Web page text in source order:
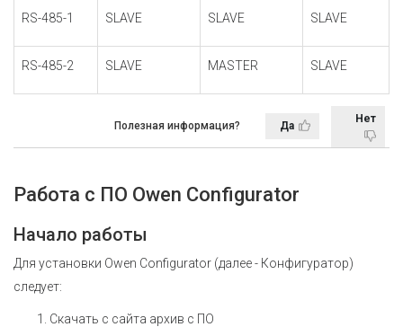
RS-485-1 SLAVE SLAVE SLAVE
RS-485-2 SLAVE MASTER SLAVE
Полезная информация? Да
Нет
Работа с ПО Owen Configurator
Начало работы
Для установки Owen Configurator (далее - Конфигуратор)
следует:
Скачать с сайта архив с ПО